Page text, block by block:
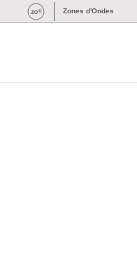
Zones d'Ondes